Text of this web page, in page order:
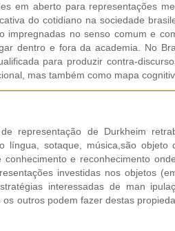
em aberto para representações
do cotidiano na sociedade
impregnadas no senso comum e
dentro e fora da academia. No
para produzir contra-
mas também como mapa
representação de Durkheim
língua, sotaque, música,são
conhecimento e reconhecimento
investidas nos objetos
interessadas de man
outros podem fazer destas